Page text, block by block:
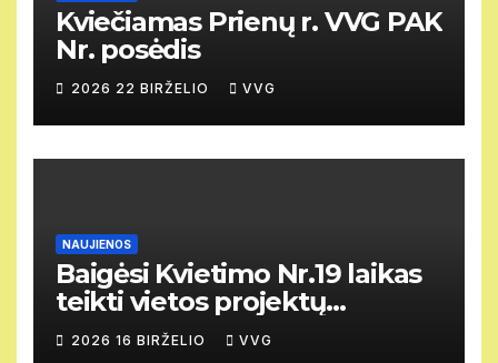
Kviečiamas Prienų r. VVG PAK
Nr. posėdis
2026 22 BIRŽELIO VVG
NAUJIENOS
Baigėsi Kvietimo Nr.19 laikas
teikti vietos projektų
paraiškas.
2026 16 BIRŽELIO VVG